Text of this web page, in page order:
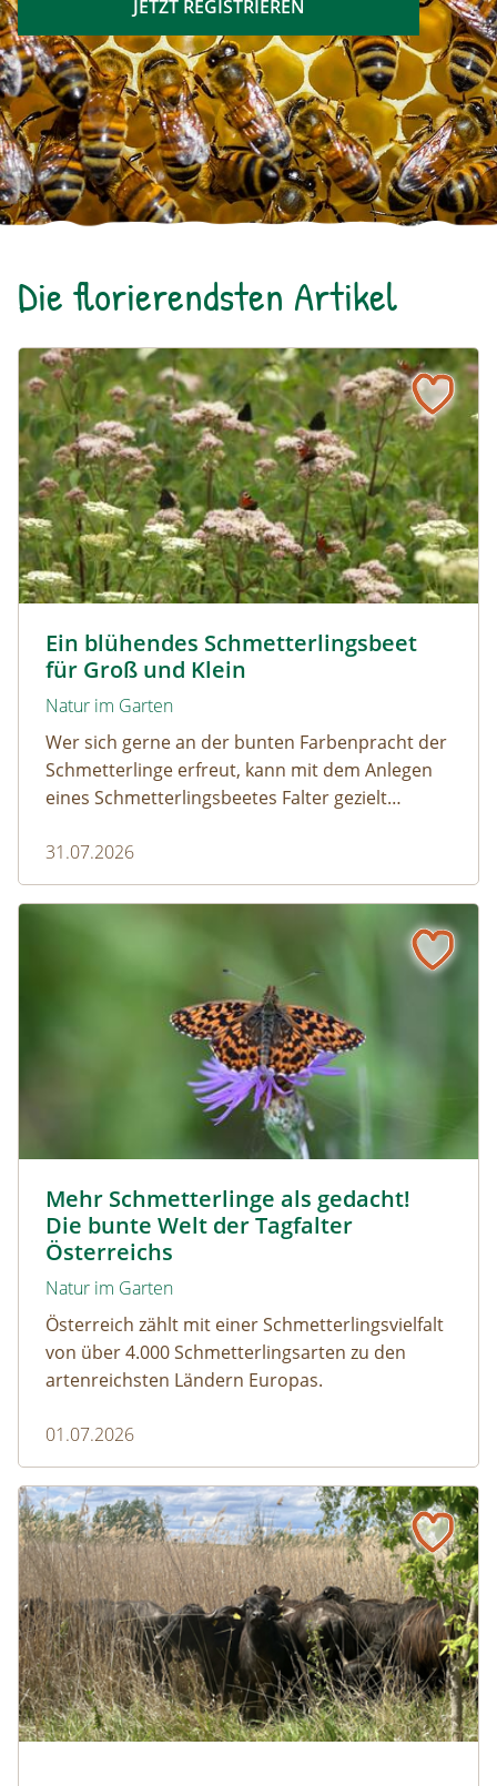
JETZT REGISTRIEREN
Die florierendsten Artikel
Ein blühendes Schmetterlingsbeet
für Groß und Klein
Natur im Garten
Wer sich gerne an der bunten Farbenpracht der
Schmetterlinge erfreut, kann mit dem Anlegen
eines Schmetterlingsbeetes Falter gezielt
dürfen ausreichend mitgedacht werden. Denn
ohne Raupen gibt es keine schönen
Schmetterlinge!
31.07.2026
Ein blühendes Schmetterlingsbeet für Groß und Klein
Mehr Schmetterlinge als gedacht!
Die bunte Welt der Tagfalter
Österreichs
Natur im Garten
Österreich zählt mit einer Schmetterlingsvielfalt
von über 4.000 Schmetterlingsarten zu den
artenreichsten Ländern Europas.
01.07.2026
Mehr Schmetterlinge als gedacht! Die bunte Welt der
Naturmagazin: Die Rückkehr der Big Five im Weinviertel
Die Rückkehr der Big Five im Weinviertel